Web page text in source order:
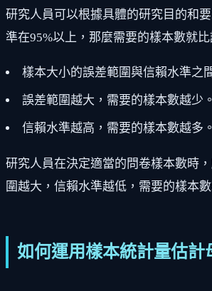
研究人員可以根據具體的研究目的和
準在95%以上，那麼需要的樣本數就
樣本大小的誤差範圍與信賴水準之
誤差範圍越大，需要的樣本數越少。
信賴水準越高，需要的樣本數越多。
研究人員在決定適當的問卷樣本數時
圍越大，信賴水準越低，需要的樣本數
如何運用樣本統計量估計